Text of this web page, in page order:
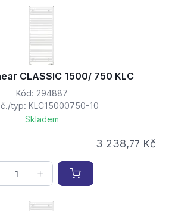
CLASSIC 1500/ 750 KLC
Kód: 294887
typ: KLC15000750-10
Skladem
3 238,77 Kč